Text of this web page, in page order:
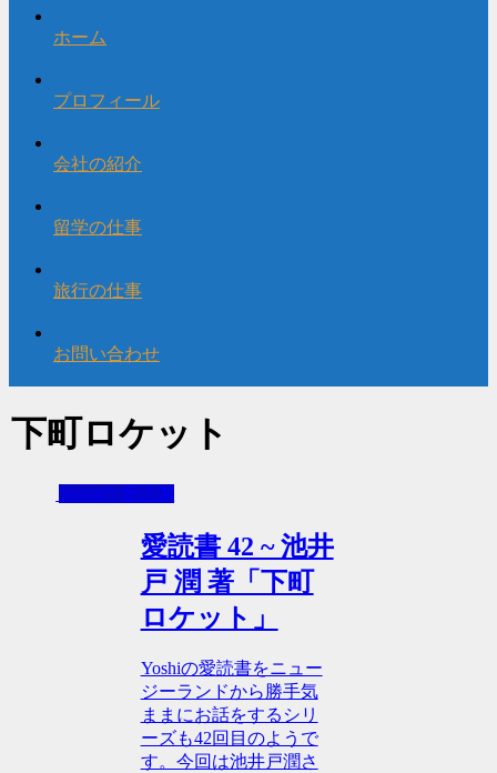
ホーム
プロフィール
会社の紹介
留学の仕事
旅行の仕事
お問い合わせ
下町ロケット
Yoshiの 愛読書
愛読書 42 ~ 池井
戸 潤 著「下町
ロケット」
Yoshiの愛読書をニュー
ジーランドから勝手気
ままにお話をするシリ
ーズも42回目のようで
す。今回は池井戸潤さ